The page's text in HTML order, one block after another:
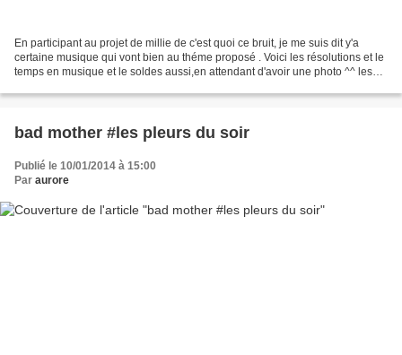
En participant au projet de millie de c'est quoi ce bruit, je me suis dit y'a
certaine musique qui vont bien au théme proposé . Voici les résolutions et le
temps en musique et le soldes aussi,en attendant d'avoir une photo ^^ les
bad mother #les pleurs du soir
Publié le 10/01/2014 à 15:00
Par aurore